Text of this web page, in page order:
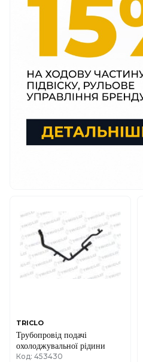
TRICLO
Трубопровід подачі
охолоджувальної рідини
Код: 453430